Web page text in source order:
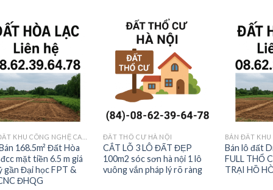
168.5m² Đất Hòa
mặt tiền 6.5 m giá
gần Đại học FPT &
ĐHQG
ĐẤT THỔ CƯ HÀ NỘI
CẮT LỖ 3 LÔ ĐẤT ĐẸP
100m2 sóc sơn hà nội 1 lô
vuông vắn pháp lý rõ ràng
Bán lô đất
FULL THỔ
TRẠI HỒ